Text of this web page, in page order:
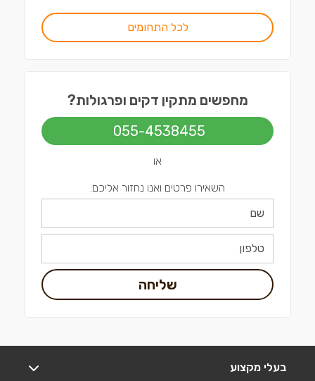
לכל התחומים
מחפשים מתקין דקים ופרגולות?
055-4538455
או
השאירו פרטים ואנו נחזור אליכם:
שליחה
בעלי מקצוע